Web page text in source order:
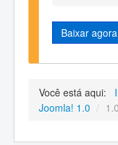
Baixar agora
Você está aqui:
Joomla! 1.0 /